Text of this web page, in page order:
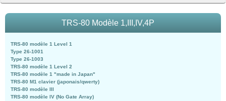
TRS-80 Modèle 1,III,IV,4P
TRS-80 modèle 1 Level 1
Type 26-1001
Type 26-1003
TRS-80 modèle 1 Level 2
TRS-80 modèle 1 "made in Japan"
TRS-80 M1 clavier (japonais/qwerty)
TRS-80 modèle III
TRS-80 modèle IV (No Gate Array)